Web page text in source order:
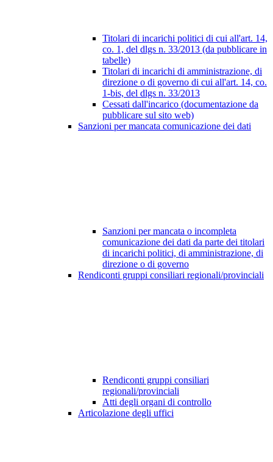
Titolari di incarichi politici di cui all'art. 14,
co. 1, del dlgs n. 33/2013 (da pubblicare in
tabelle)
Titolari di incarichi di amministrazione, di
direzione o di governo di cui all'art. 14, co.
1-bis, del dlgs n. 33/2013
Cessati dall'incarico (documentazione da
pubblicare sul sito web)
Sanzioni per mancata comunicazione dei dati
Sanzioni per mancata o incompleta
comunicazione dei dati da parte dei titolari
di incarichi politici, di amministrazione, di
direzione o di governo
Rendiconti gruppi consiliari regionali/provinciali
Rendiconti gruppi consiliari
regionali/provinciali
Atti degli organi di controllo
Articolazione degli uffici